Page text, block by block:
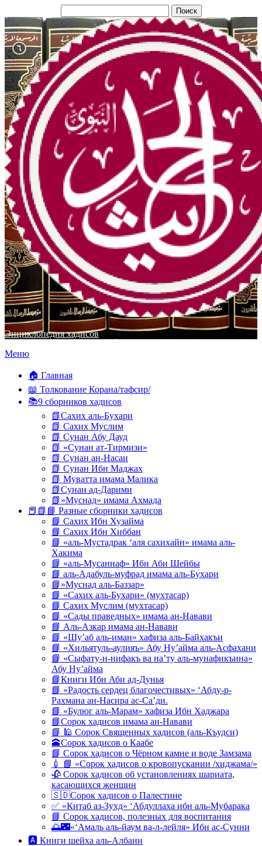
Энциклопедия хадисов
Перейти
содержимому
Меню
🏠 Главная
📖 Толкование Корана/тафсир/
📚9 сборников хадисов
📗Сахих аль-Бухари
📗 Сахих Муслим
📗 Сунан Абу Дауд
📗 «Сунан ат-Тирмизи»
📗 Сунан ан-Насаи
📗 Сунан Ибн Маджах
📗 Муватта имама Малика
📗Сунан ад-Дарими
📗»Муснад» имама Ахмада
📕📗📘 Разные сборники хадисов
📘 Сахих Ибн Хузайма
📘 Сахих Ибн Хиббан
📘 «аль-Мустадрак ‘аля сахихайн» имама аль-
Хакима
📘 «аль-Мусаннаф» Ибн Аби Шейбы
📘 аль-Адабуль-муфрад имама аль-Бухари
📘»Муснад аль-Баззар»
📘 «Сахих аль-Бухари» (мухтасар)
📘 Сахих Муслим (мухтасар)
📘 «Сады праведных» имама ан-Навави
📘 Аль-Азкар имама ан-Навави
📘 «Шу’аб аль-иман» хафиза аль-Байхакъи
📘 «Хильятуль-аулияъ» Абу Ну’айма аль-Асфахани
📘 «Сыфату-н-нифакъ ва на’ту аль-мунафикъина»
Абу Ну’айма
📘Книги Ибн Аби ад-Дунья
📘 «Радость сердец благочестивых» ‘Абду-р-
Рахмана ан-Насира ас-Са’ди.
📘 «Булюг аль-Марам» хафиза Ибн Хаджара
📘Сорок хадисов имама ан-Навави
📘 🕌 Сорок Священных хадисов (аль-Къудси)
🕋Сорок хадисов о Каабе
📘 Сорок хадисов о Чёрном камне и воде Замзама
💉 📘 «Сорок хадисов о кровопускании /хиджама/»
🥀 Сорок хадисов об установлениях шариата,
касающихся женщин
🇸🇩Сорок хадисов о Палестине
✅ «Китаб аз-Зухд» ‘Абдуллаха ибн аль-Мубарака
📘 Сорок хадисов, полезных для воспитания
🌅🌃«‘Амаль аль-йаум ва-л-лейля» Ибн ас-Сунни
🅰 Книги шейха аль-Албани